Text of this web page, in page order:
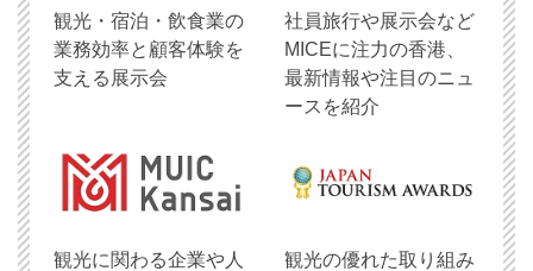
観光・宿泊・飲食業の
業務効率と顧客体験を
支える展示会
社員旅行や展示会など
MICEに注力の香港、
最新情報や注目のニュ
ースを紹介
観光に関わる企業や人
観光の優れた取り組み